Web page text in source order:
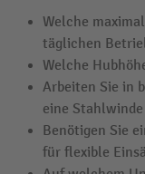
Welche
täglichen
Welche
Arbeiten Sie in
eine
Benötigen Sie
für flexible